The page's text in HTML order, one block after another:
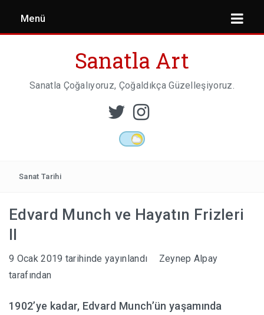
Menü
MIMARI
Sanatla Art
Sanatla Çoğalıyoruz, Çoğaldıkça Güzelleşiyoruz.
Sanat Tarihi
Edvard Munch ve Hayatın Frizleri
II
9 Ocak 2019 tarihinde yayınlandı
Zeynep Alpay
tarafından
1902’ye kadar, Edvard Munch’ün yaşamında